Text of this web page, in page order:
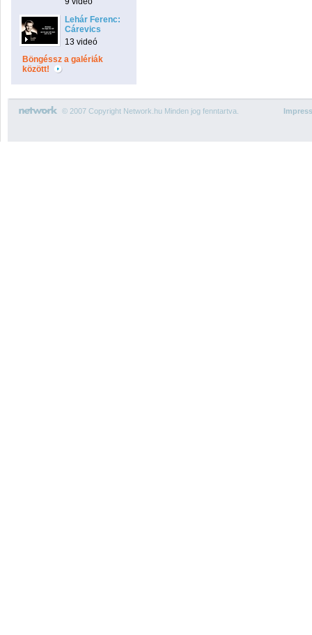
Lehár Ferenc:
Cárevics
13 videó
Böngéssz a galériák
között!
© 2007 Copyright Network.hu Minden jog fenntartva.